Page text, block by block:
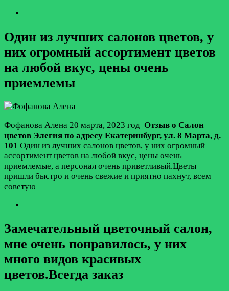
Один из лучших салонов цветов, у
них огромный ассортимент цветов
на любой вкус, цены очень
приемлемы
Фофанова Алена 20 марта, 2023 год Отзыв о Салон
цветов Элегия по адресу Екатеринбург, ул. 8 Марта, д.
101 Один из лучших салонов цветов, у них огромный
ассортимент цветов на любой вкус, цены очень
приемлемые, а персонал очень приветливый.Цветы
пришли быстро и очень свежие и приятно пахнут, всем
советую
Замечательный цветочный салон,
мне очень понравилось, у них
много видов красивых
цветов.Всегда заказ